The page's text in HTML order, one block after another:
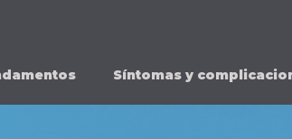
Síntomas y